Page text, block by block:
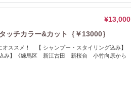
¥13,000
チカラー&カット｛￥13000｝
オススメ！ 【 シャンプー・スタイリング込み】
込み】《練馬区 新江古田 新桜台 小竹向原から